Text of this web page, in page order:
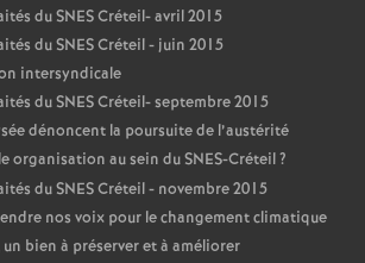
duSNESCréteil- avril 2015
duSNESCréteil - juin 2015
intersyndicale
duSNESCréteil- septembre 2015
dénoncent la poursuite de l’austérité
organisation au sein duSNES-Créteil?
duSNESCréteil - novembre 2015
nos voix pour le changement climatique
bien à préserver et à améliorer